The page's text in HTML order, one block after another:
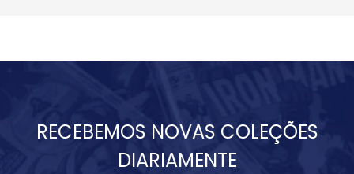
RECEBEMOS NOVAS COLEÇÕES
DIARIAMENTE